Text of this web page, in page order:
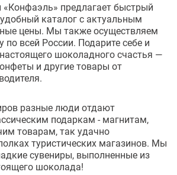
«Конфаэль» предлагает быстрый
каталог с актуальным
цены. Мы также осуществляем
всей России. Подарите себе и
шоколадного счастья —
и другие товары от
разные люди отдают
подаркам - магнитам,
товарам, так удачно
туристических магазинов. Мы
сувениры, выполненные из
шоколада!